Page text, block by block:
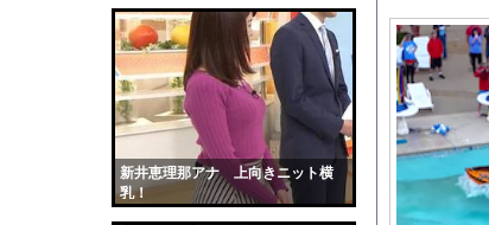
新井恵理那アナ 上向きニット横
乳！
【画像】日産
【衝撃】ジャ
【画像】影山
【水着画像あ
彼の誕生日を
【衝撃】車で